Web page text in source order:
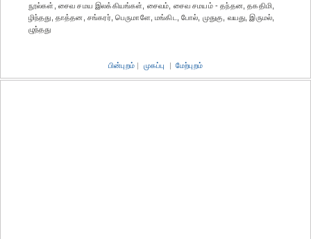
நூல்கள், சைவ சமய இலக்கியங்கள், சைவம், சைவ சமயம் - தந்தன, தகதிமி,
ழிந்தது, தாத்தன, சங்கரர், பெருமாளே, மங்கிட, போல், முதுகு, வயது, இருமல்,
ழுந்தது
பின்புறம் | முகப்பு | மேற்புறம்